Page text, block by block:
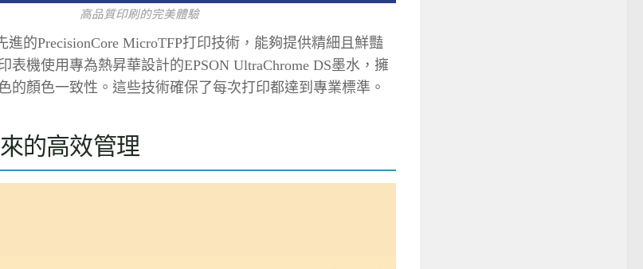
高品質印刷的完美體驗
進的PrecisionCore MicroTFP打印技術，能夠提供精細且鮮豔
表機使用專為熱昇華設計的EPSON UltraChrome DS墨水，擁
的顏色一致性。這些技術確保了每次打印都達到專業標準。
的高效管理